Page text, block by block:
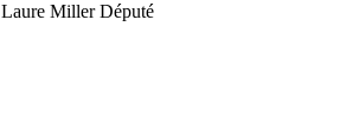
Laure Miller Député